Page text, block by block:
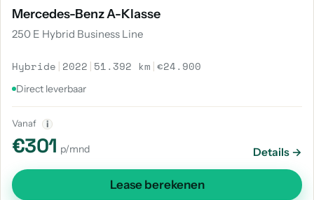
Mercedes-Benz A-Klasse
250 E Hybrid Business Line
Hybride | 2022 | 51.392 km |€24.900
Direct leverbaar
Vanaf i
€301 p/mnd Details →
Lease berekenen